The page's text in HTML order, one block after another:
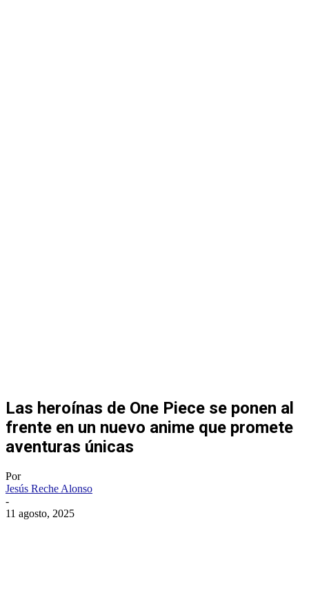
Las heroínas de One Piece se ponen al
frente en un nuevo anime que promete
aventuras únicas
Por
Jesús Reche Alonso
-
11 agosto, 2025